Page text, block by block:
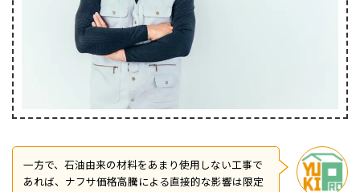
一方で、石油由来の材料をあまり使用しない工事で
あれば、ナフサ価格高騰による直接的な影響は限定